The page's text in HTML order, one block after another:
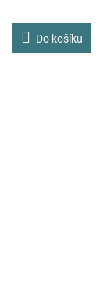
Do košíku